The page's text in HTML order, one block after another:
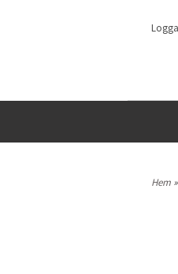
Hem »